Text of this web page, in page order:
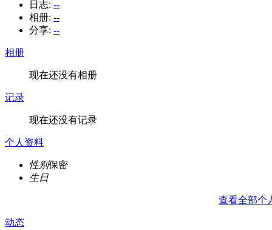
日志: --
相册: --
分享: --
相册
现在还没有相册
记录
现在还没有记录
个人资料
性别保密
生日
查看全部个
动态